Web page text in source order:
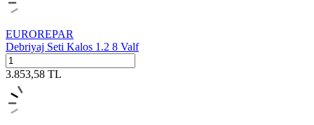
EUROREPAR
Debriyaj Seti Kalos 1.2 8 Valf
3.853,58 TL